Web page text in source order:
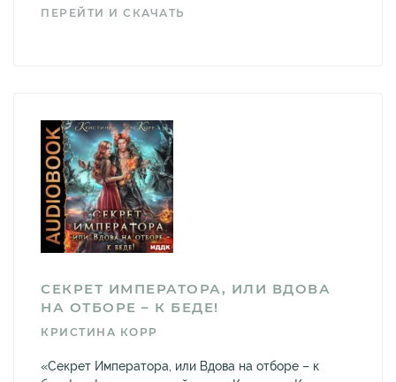
ПЕРЕЙТИ И СКАЧАТЬ
СЕКРЕТ ИМПЕРАТОРА, ИЛИ ВДОВА
НА ОТБОРЕ – К БЕДЕ!
КРИСТИНА КОРР
«Секрет Императора, или Вдова на отборе – к